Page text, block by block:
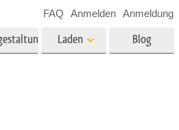
Laden Blog
FAQ Anmelden Anmeldung